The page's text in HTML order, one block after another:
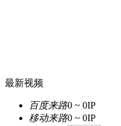
最新视频
百度来路0 ~ 0IP
移动来路0 ~ 0IP